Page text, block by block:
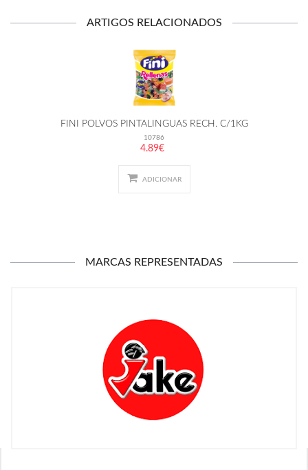
ARTIGOS RELACIONADOS
FINI POLVOS PINTALINGUAS RECH. C/1KG
10786
4.89€
ADICIONAR
MARCAS REPRESENTADAS